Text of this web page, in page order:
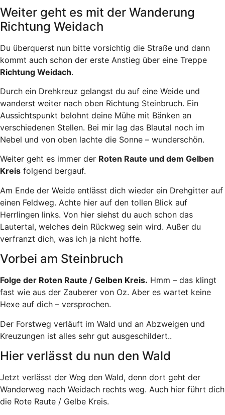
Weiter geht es mit der Wanderung
Richtung Weidach
Du überquerst nun bitte vorsichtig die Straße und dann
kommt auch schon der erste Anstieg über eine Treppe
Richtung Weidach.
Durch ein Drehkreuz gelangst du auf eine Weide und
wanderst weiter nach oben Richtung Steinbruch. Ein
Aussichtspunkt belohnt deine Mühe mit Bänken an
verschiedenen Stellen. Bei mir lag das Blautal noch im
Nebel und von oben lachte die Sonne – wunderschön.
Weiter geht es immer der Roten Raute und dem Gelben
Kreis folgend bergauf.
Am Ende der Weide entlässt dich wieder ein Drehgitter auf
einen Feldweg. Achte hier auf den tollen Blick auf
Herrlingen links. Von hier siehst du auch schon das
Lautertal, welches dein Rückweg sein wird. Außer du
verfranzt dich, was ich ja nicht hoffe.
Vorbei am Steinbruch
Folge der Roten Raute / Gelben Kreis. Hmm – das klingt
fast wie aus der Zauberer von Oz. Aber es wartet keine
Hexe auf dich – versprochen.
Der Forstweg verläuft im Wald und an Abzweigen und
Kreuzungen ist alles sehr gut ausgeschildert..
Hier verlässt du nun den Wald
Jetzt verlässt der Weg den Wald, denn dort geht der
Wanderweg nach Weidach rechts weg. Auch hier führt dich
die Rote Raute / Gelbe Kreis.